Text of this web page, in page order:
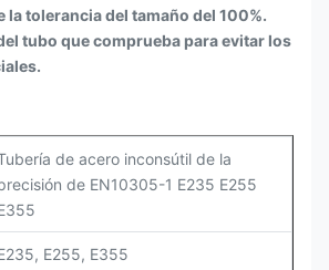
la tolerancia del tamaño del 100%.
tubo que comprueba para evitar los
de acero inconsútil de la
de EN10305-1 E235 E255
E255, E355